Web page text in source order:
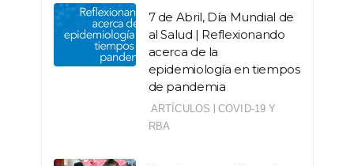
7 de Abril, Día Mundial de
al Salud | Reflexionando
acerca de la
epidemiología en tiempos
de pandemia
ARTÍCULOS | COVID-19 Y
RBA